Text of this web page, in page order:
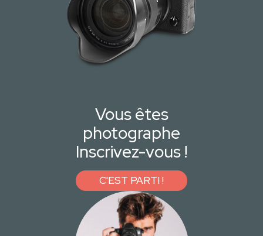
Vous êtes
photographe
Inscrivez-vous !
C'EST PARTI !